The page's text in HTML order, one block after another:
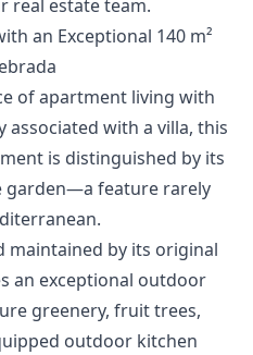
‌real ‌estate ‌team.
an Exceptional 140 m²
of apartment living with
with a villa, this
is distinguished by its
garden—a feature rarely
maintained by its original
an exceptional outdoor
greenery, fruit trees,
outdoor kitchen